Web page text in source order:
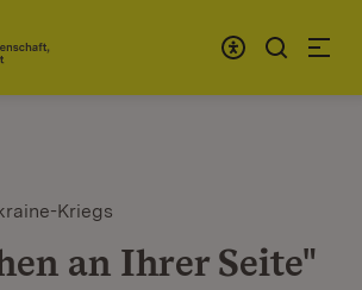
Kriegs
an Ihrer Seite"